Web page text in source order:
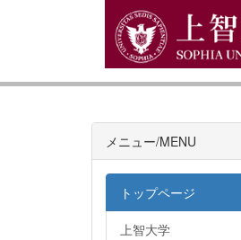
メニュー/MENU
トップページ
上智大学